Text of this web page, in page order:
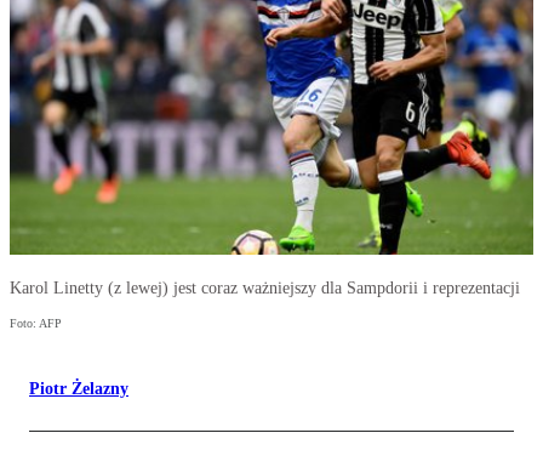
Karol Linetty (z lewej) jest coraz ważniejszy dla Sampdorii i reprezentacji
Foto: AFP
Piotr Żelazny